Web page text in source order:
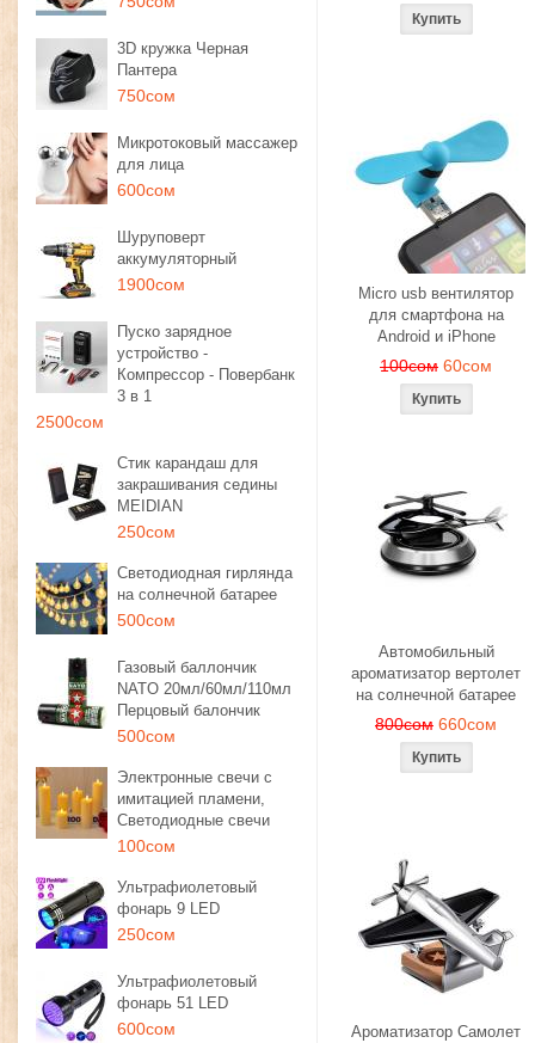
3D кружка Черная
Пантера
750сом
Микротоковый массажер
для лица
600сом
Шуруповерт
аккумуляторный
1900сом
Пуско зарядное
устройство -
Компрессор - Повербанк
3 в 1
2500сом
Стик карандаш для
закрашивания седины
MEIDIAN
250сом
Светодиодная гирлянда
на солнечной батарее
500сом
Газовый баллончик
NATO 20мл/60мл/110мл
Перцовый балончик
500сом
Электронные свечи с
имитацией пламени,
Светодиодные свечи
100сом
Ультрафиолетовый
фонарь 9 LED
250сом
Ультрафиолетовый
фонарь 51 LED
600сом
Micro usb вентилятор
для смартфона на
Android и iPhone
100сом 60сом
Автомобильный
ароматизатор вертолет
на солнечной батарее
800сом 660сом
Ароматизатор Самолет